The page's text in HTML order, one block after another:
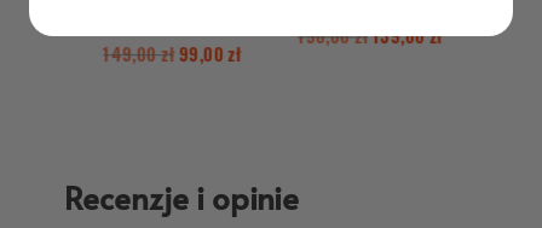
149,00zł99,00zł
190,00zł139,00zł
Recenzje i opinie